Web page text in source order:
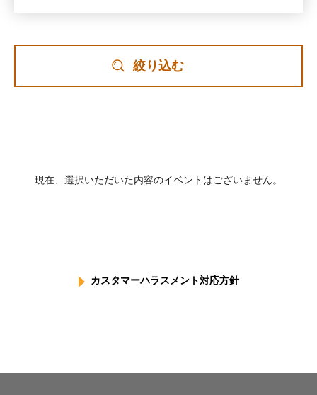
絞り込む
現在、選択いただいた内容のイベントはございません。
カスタマーハラスメント対応方針